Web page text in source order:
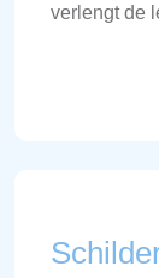
verlengt de